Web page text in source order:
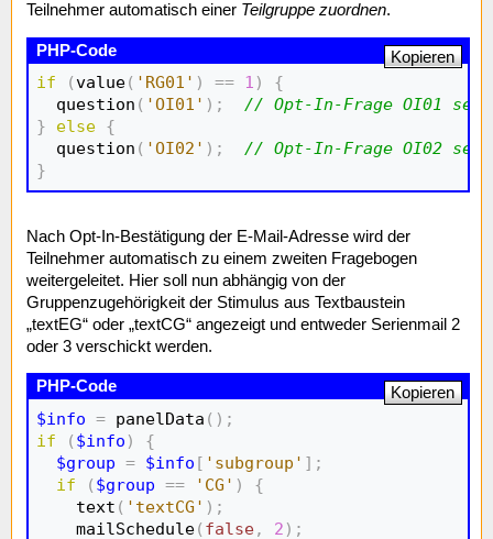
Teilnehmer automatisch einer Teilgruppe zuordnen.
if (value( 'RG01' ) == 1 )
{
  question
( 'OI01' ) ;
// Opt-In-Frage OI01
}
else {
  question
( 'OI02' ) ;
// Opt-In-Frage OI02
}
Kopieren
Nach Opt-In-Bestätigung der E-Mail-Adresse wird der
Teilnehmer automatisch zu einem zweiten Fragebogen
weitergeleitet. Hier soll nun abhängig von der
Gruppenzugehörigkeit der Stimulus aus Textbaustein
„textEG“ oder „textCG“ angezeigt und entweder Serienmail 2
oder 3 verschickt werden.
$info = panelData ( ) ;
if
( $info )
{
$group
= $info [ 'subgroup' ] ;
if
( $group == 'CG' )
{
    text
( 'textCG' ) ;
    mailSchedule
( false, 2 ) ;
Kopieren